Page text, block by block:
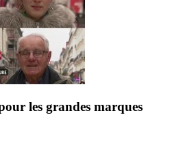
les grandes marques